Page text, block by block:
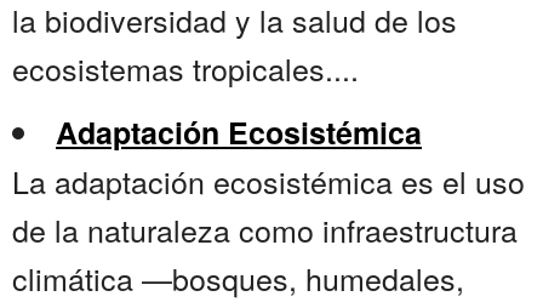
la biodiversidad y la salud de los
ecosistemas tropicales....
Adaptación Ecosistémica
La adaptación ecosistémica es el uso
de la naturaleza como infraestructura
climática —bosques, humedales,